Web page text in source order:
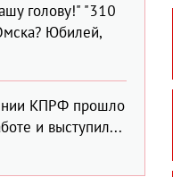
голову!" "310
Юбилей,
КПРФ прошло
и выступил...